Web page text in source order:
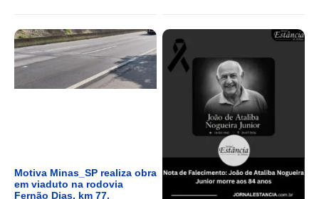
Motiva Minas_SP realiza obra
em viaduto na rodovia
Fernão Dias, km 77.